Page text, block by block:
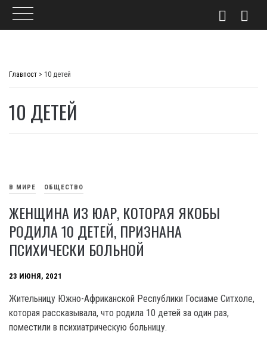
Главпост > 10 детей
10 ДЕТЕЙ
В МИРЕ ОБЩЕСТВО
ЖЕНЩИНА ИЗ ЮАР, КОТОРАЯ ЯКОБЫ
РОДИЛА 10 ДЕТЕЙ, ПРИЗНАНА
ПСИХИЧЕСКИ БОЛЬНОЙ
23 ИЮНЯ, 2021
Жительницу Южно-Африканской Республики Госиаме Ситхоле,
которая рассказывала, что родила 10 детей за один раз,
поместили в психиатрическую больницу.